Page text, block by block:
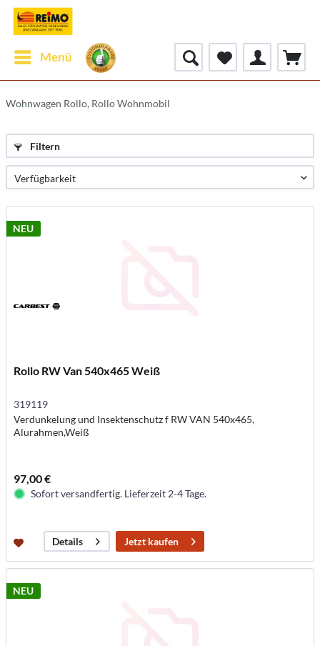
Menü
Wohnwagen Rollo, Rollo Wohnmobil
Filtern
NEU
Rollo RW Van 540x465 Weiß
319119
Verdunkelung und Insektenschutz f RW VAN 540x465,
Alurahmen,Weiß
97,00 €
Sofort versandfertig. Lieferzeit 2-4 Tage.
Details Jetzt kaufen
NEU